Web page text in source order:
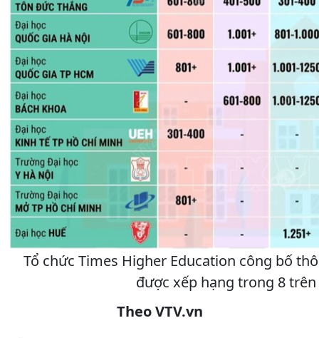
Tổ chức Times Higher Education công bố
được xếp hạng trong 8
Theo VTV.vn